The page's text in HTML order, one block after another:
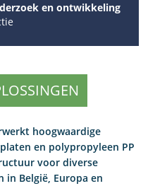
en ontwikkeling
hoogwaardige
en polypropyleen PP
voor diverse
in België, Europa en